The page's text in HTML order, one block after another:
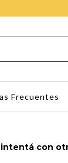
Frecuentes
intentá con